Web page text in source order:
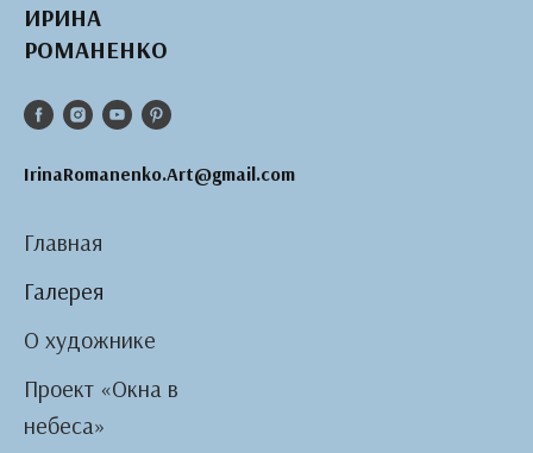
ИРИНА
РОМАНЕНКО
IrinaRomanenko.Art@gmail.com
Главная
Галерея
О художнике
Проект «Окна в
небеса»